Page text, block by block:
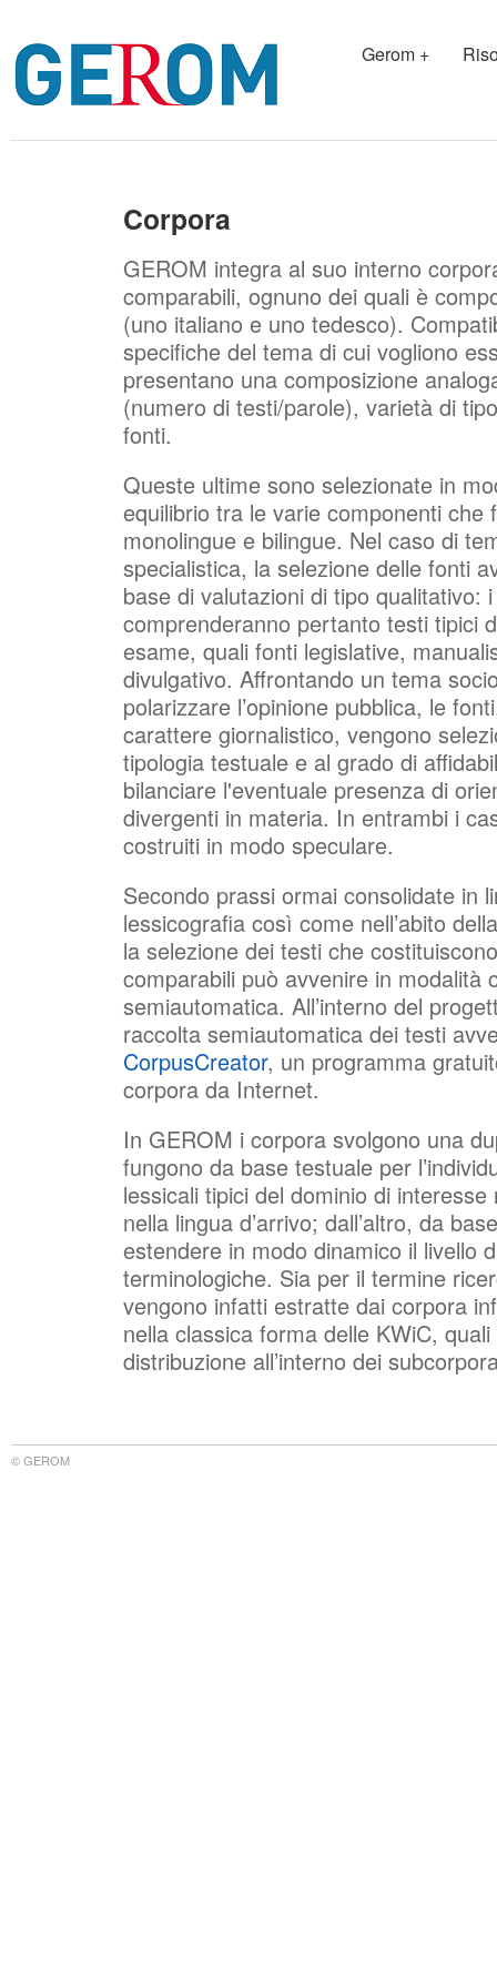
Gerom +
Corpora
GEROM integra al suo interno
comparabili, ognuno dei quali è
(uno italiano e uno tedesco).
specifiche del tema di cui vogliono
presentano una composizione
(numero di testi/parole), varietà di
fonti.
Queste ultime sono selezionate in
equilibrio tra le varie componenti che
monolingue e bilingue. Nel caso di
specialistica, la selezione delle fonti
base di valutazioni di tipo qualitativo:
comprenderanno pertanto testi tipici
esame, quali fonti legislative,
divulgativo. Affrontando un tema
polarizzare l’opinione pubblica, le
carattere giornalistico, vengono
tipologia testuale e al grado di
bilanciare l'eventuale presenza di
divergenti in materia. In entrambi i
costruiti in modo speculare.
Secondo prassi ormai consolidate in
lessicografia così come nell’abito
la selezione dei testi che
comparabili può avvenire in modalità
semiautomatica. All’interno del
raccolta semiautomatica dei testi
CorpusCreator, un programma
corpora da Internet.
In GEROM i corpora svolgono una
fungono da base testuale per
lessicali tipici del dominio di
nella lingua d’arrivo; dall’altro, da
estendere in modo dinamico il livello
terminologiche. Sia per il termine
vengono infatti estratte dai corpora
nella classica forma delle KWiC,
distribuzione all’interno dei
© GEROM